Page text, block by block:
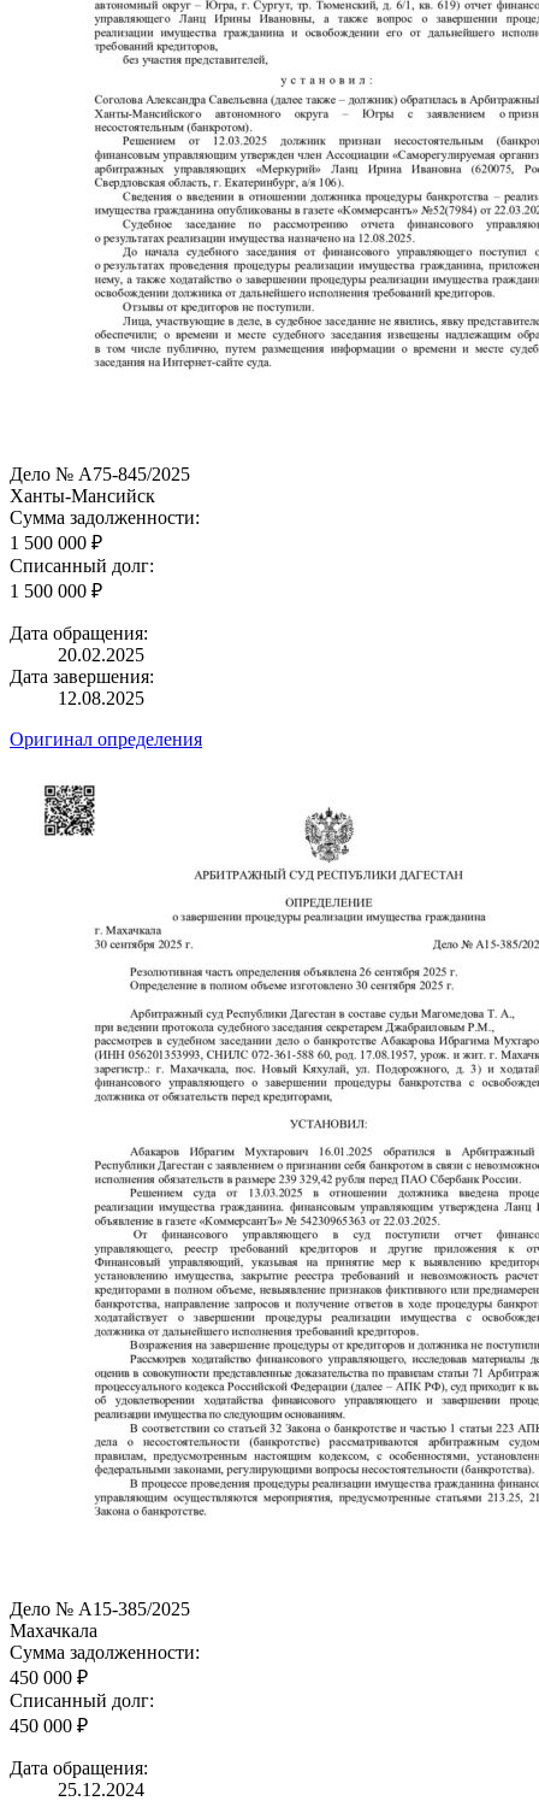
Дело № А75-845/2025
Ханты-Мансийск
Сумма задолженности:
1 500 000 ₽
Списанный долг:
1 500 000 ₽
Дата обращения:
20.02.2025
Дата завершения:
12.08.2025
Оригинал определения
Дело № А15-385/2025
Махачкала
Сумма задолженности:
450 000 ₽
Списанный долг:
450 000 ₽
Дата обращения:
25.12.2024